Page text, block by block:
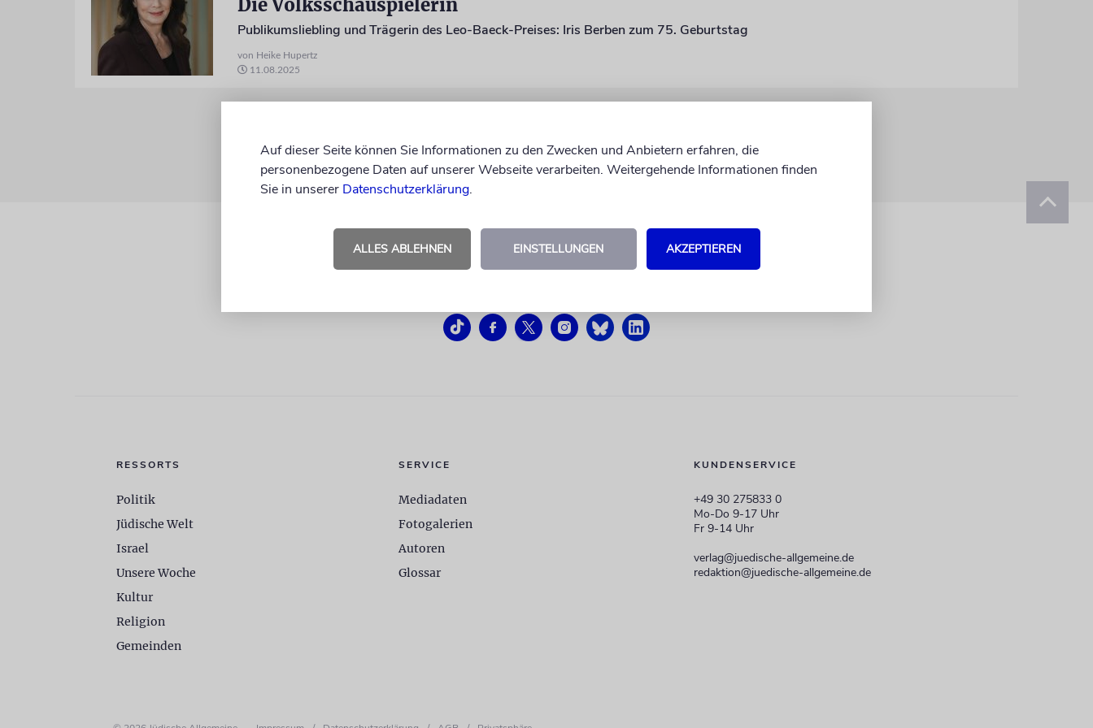
Die Volksschauspielerin
Publikumsliebling und Trägerin des Leo-Baeck-Preises: Iris Berben zum 75. Geburtstag
von Heike Hupertz
11.08.2025
KUNDENSERVICE
+49 30 275833 0
Mo-Do 9-17 Uhr
Fr 9-14 Uhr
verlag@juedische-allgemeine.de
redaktion@juedische-allgemeine.de
RESSORTS
Politik
Jüdische Welt
Israel
Unsere Woche
Kultur
Religion
Gemeinden
SERVICE
Mediadaten
Fotogalerien
Autoren
Glossar
Auf dieser Seite können Sie Informationen zu den Zwecken und Anbietern erfahren, die
personenbezogene Daten auf unserer Webseite verarbeiten. Weitergehende Informationen finden
Sie in unserer Datenschutzerklärung.
ALLES ABLEHNEN EINSTELLUNGEN AKZEPTIEREN